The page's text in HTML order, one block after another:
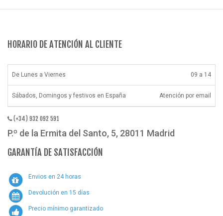
HORARIO DE ATENCIÓN AL CLIENTE
De Lunes a Viernes 09 a 14
Sábados, Domingos y festivos en España Atención por email
(+34) 932 092 591
P.º de la Ermita del Santo, 5, 28011 Madrid
GARANTÍA DE SATISFACCIÓN
Envios en 24 horas
Devolución en 15 días
Precio mínimo garantizado